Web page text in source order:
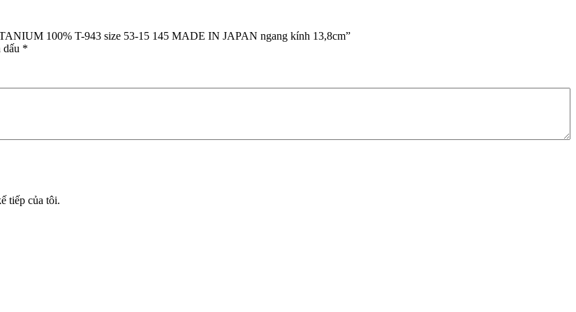
lượng
100% T-943 size 53-15 145 MADE IN JAPAN ngang kính 13,8cm”
dấu *
tiếp của tôi.